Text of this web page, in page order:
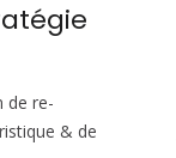
de re-
& de